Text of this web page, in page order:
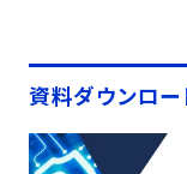
資料ダウンロー